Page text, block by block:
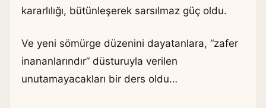
kararlılığı, bütünleşerek sarsılmaz güç oldu.
Ve yeni sömürge düzenini dayatanlara, “zafer
inananlarındır” düsturuyla verilen
unutamayacakları bir ders oldu…